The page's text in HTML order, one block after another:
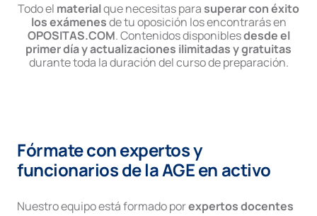
Todo el materialque necesitas para superar con éxito
los exámenesde tu oposición los encontrarás en
OPOSITAS.COM. Contenidos disponiblesdesde el
primer día y actualizaciones ilimitadas y gratuitas
durante toda la duración del curso de preparación.
Fórmate con expertos y
funcionarios de la AGE en activo
Nuestro equipo está formado porexpertos docentes